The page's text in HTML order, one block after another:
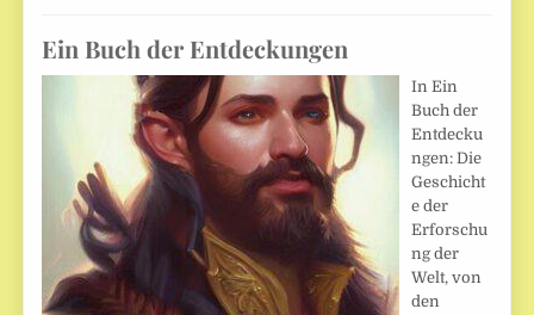
Ein Buch der Entdeckungen
In Ein
Buch der
Entdecku
ngen: Die
Geschicht
e der
Erforschu
ng der
Welt, von
den